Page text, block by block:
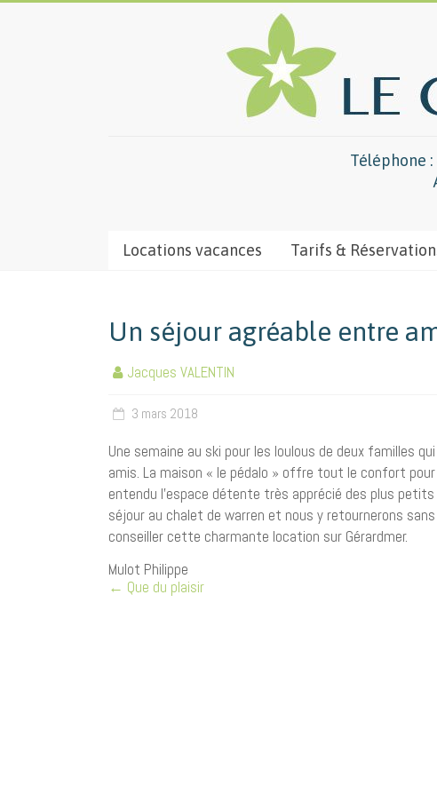
Téléphone
Locations vacances Tarifs &
Un séjour agréable entre
Jacques VALENTIN
3 mars 2018
Une semaine au ski pour les loulous de deux familles
amis. La maison « le pédalo » offre tout le confort
entendu l’espace détente très apprécié des plus
séjour au chalet de warren et nous y retournerons
conseiller cette charmante location sur Gérardmer.
Mulot Philippe
← Que du plaisir